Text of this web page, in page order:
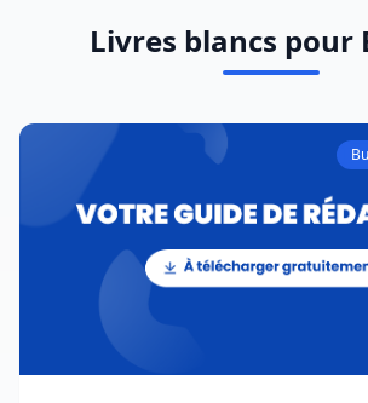
Livres blancs pour